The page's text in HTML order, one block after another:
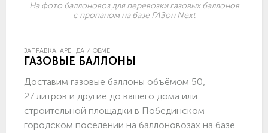
На фото баллоновоз для перевозки газовых баллонов
с пропаном на базе ГАЗон Next
ЗАПРАВКА, АРЕНДА И ОБМЕН
ГАЗОВЫЕ БАЛЛОНЫ
Доставим газовые баллоны объёмом 50,
27 литров и другие до вашего дома или
строительной площадки в Побединском
городском поселении на баллоновозах на базе